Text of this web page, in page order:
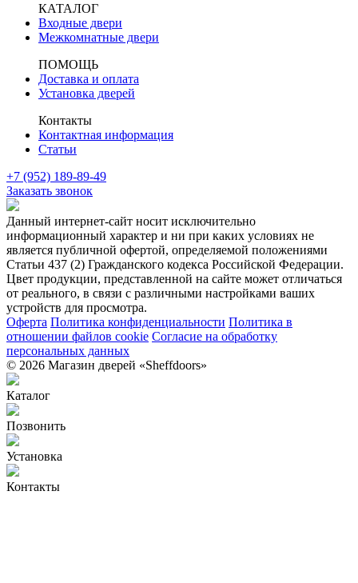
КАТАЛОГ
Входные двери
Межкомнатные двери
ПОМОЩЬ
Доставка и оплата
Установка дверей
Контакты
Контактная информация
Статьи
+7 (952) 189-89-49
Заказать звонок
Данный интернет-сайт носит исключительно
информационный характер и ни при каких условиях не
является публичной офертой, определяемой положениями
Статьи 437 (2) Гражданского кодекса Российской Федерации.
Цвет продукции, представленной на сайте может отличаться
от реального, в связи с различными настройками ваших
устройств для просмотра.
Оферта Политика конфиденциальности Политика в
отношении файлов cookie Согласие на обработку
персональных данных
© 2026 Магазин дверей «Sheffdoors»
Каталог
Позвонить
Установка
Контакты